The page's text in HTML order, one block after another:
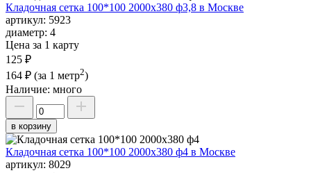
Кладочная сетка 100*100 2000х380 ф3,8 в Москве
артикул: 5923
диаметр: 4
Цена за 1 карту
125 ₽
164 ₽ (за 1 метр2)
Наличие: много
в корзину
Кладочная сетка 100*100 2000х380 ф4 в Москве
артикул: 8029